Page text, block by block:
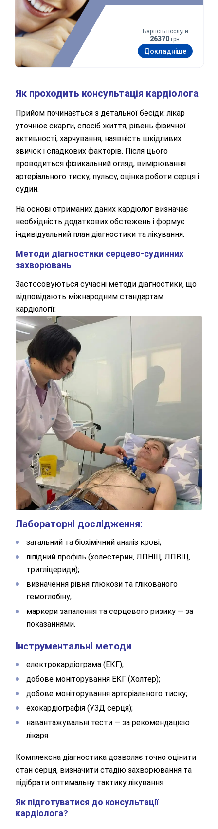
Вартість послуги
26370 грн.
Докладніше
Як проходить консультація кардіолога
Прийом починається з детальної бесіди: лікар
уточнює скарги, спосіб життя, рівень фізичної
активності, харчування, наявність шкідливих
звичок і спадкових факторів. Після цього
проводиться фізикальний огляд, вимірювання
артеріального тиску, пульсу, оцінка роботи серця і
судин.
На основі отриманих даних кардіолог визначає
необхідність додаткових обстежень і формує
індивідуальний план діагностики та лікування.
Методи діагностики серцево-судинних
захворювань
Застосовуються сучасні методи діагностики, що
відповідають міжнародним стандартам
кардіології:
Лабораторні дослідження:
загальний та біохімічний аналіз крові;
ліпідний профіль (холестерин, ЛПНЩ, ЛПВЩ,
тригліцериди);
визначення рівня глюкози та глікованого
гемоглобіну;
маркери запалення та серцевого ризику — за
показаннями.
Інструментальні методи
електрокардіограма (ЕКГ);
добове моніторування ЕКГ (Холтер);
добове моніторування артеріального тиску;
ехокардіографія (УЗД серця);
навантажувальні тести — за рекомендацією
лікаря.
Комплексна діагностика дозволяє точно оцінити
стан серця, визначити стадію захворювання та
підібрати оптимальну тактику лікування.
Як підготуватися до консультації
кардіолога?
Залиште Ваші контактні дані
Дякуємо!